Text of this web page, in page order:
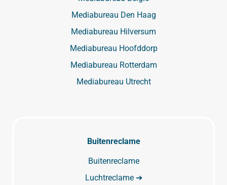
Mediabureau Den Haag
Mediabureau Hilversum
Mediabureau Hoofddorp
Mediabureau Rotterdam
Mediabureau Utrecht
Buitenreclame
Buitenreclame
Luchtreclame ➔